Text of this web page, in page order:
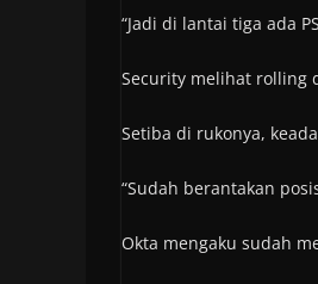
“Jadi di lantai tiga ada
Security melihat rolling
Setiba di rukonya,
“Sudah berantakan
Okta mengaku sudah